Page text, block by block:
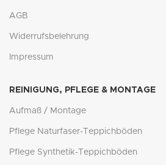
AGB
Widerrufsbelehrung
Impressum
REINIGUNG, PFLEGE & MONTAGE
Aufmaß / Montage
Pflege Naturfaser-Teppichböden
Pflege Synthetik-Teppichböden